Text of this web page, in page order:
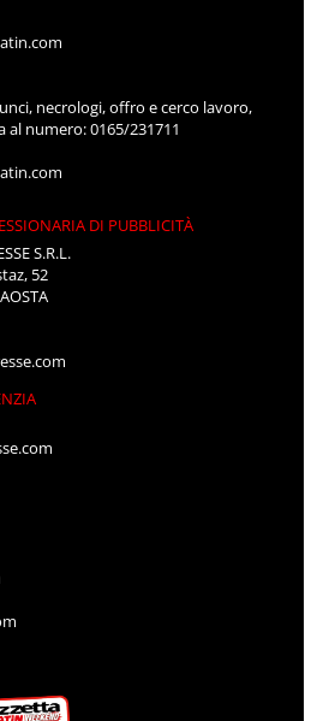
necrologi, offro e cerco lavoro,
numero: 0165/231711
DI PUBBLICITÀ
S.R.L.
52